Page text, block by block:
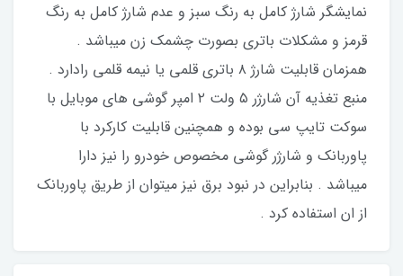
نمایشگر شارژ کامل به رنگ سبز و عدم شارژ کامل به رنگ
قرمز و مشکلات باتری بصورت چشمک زن میباشد .
همزمان قابلیت شارژ ۸ باتری قلمی یا نیمه قلمی رادارد .
منبع تغذیه آن شارژر ۵ ولت ۲ امپر گوشی های موبایل با
سوکت تایپ سی بوده و همچنین قابلیت کارکرد با
پاوربانک و شارژر گوشی مخصوص خودرو را نیز دارا
میباشد . بنابراین در نبود برق نیز میتوان از طریق پاوربانک
از ان استفاده کرد .